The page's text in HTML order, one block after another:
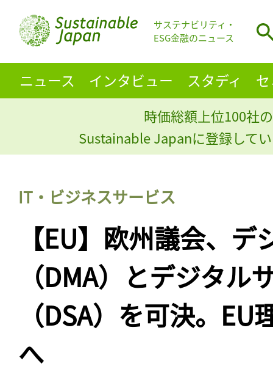
サステナビリティ・
ESG金融のニュース
ニュース インタビュー スタディ
時価総額上位100社
Sustainable Japanに登録して
IT・ビジネスサービス
【EU】欧州議会、
（DMA）とデジタル
（DSA）を可決。
へ